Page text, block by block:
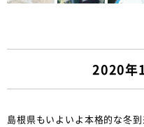
2020年
島根県もいよいよ本格的な冬